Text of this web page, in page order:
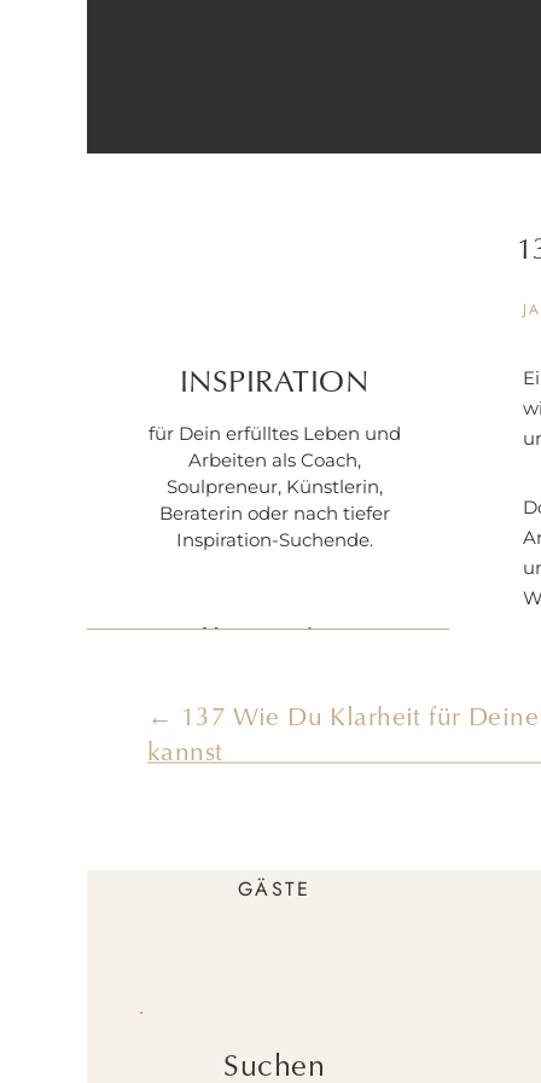
Suchen
GÄSTE
BUSINESS
INSPIRATION
für Dein erfülltes Leben und
Arbeiten als Coach,
Soulpreneur, Künstlerin,
Beraterin oder nach tiefer
Inspiration-Suchende.
← 137 Wie Du Klarheit für
kannst